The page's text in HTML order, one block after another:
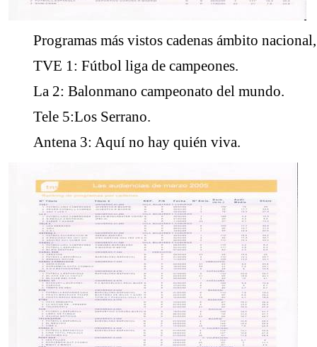
Programas más vistos cadenas ámbito
TVE 1: Fútbol liga de campeones.
La 2: Balonmano campeonato del mundo.
Tele 5:Los Serrano.
Antena 3: Aquí no hay quién viva.